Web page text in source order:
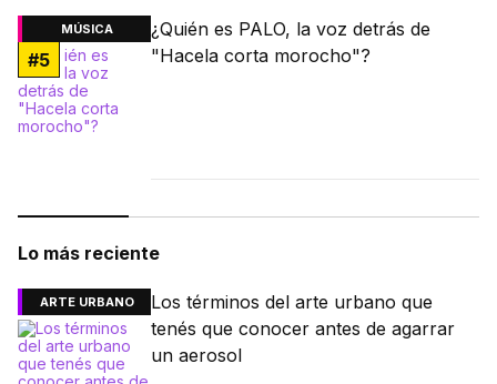
MÚSICA
#5
¿Quién es PALO, la voz detrás de
"Hacela corta morocho"?
Lo más reciente
ARTE URBANO
Los términos del arte urbano que
tenés que conocer antes de agarrar
un aerosol